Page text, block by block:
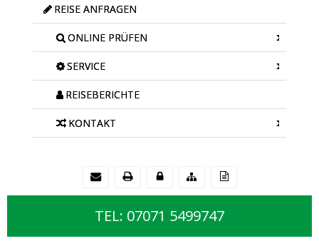
REISE ANFRAGEN
ONLINE PRÜFEN
SERVICE
REISEBERICHTE
KONTAKT
TEL: 07071 5499747